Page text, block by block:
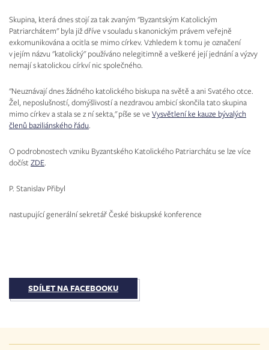
Skupina, která dnes stojí za tak zvaným "Byzantským Katolickým
Patriarchátem" byla již dříve v souladu s kanonickým právem veřejně
exkomunikována a ocitla se mimo církev. Vzhledem k tomu je označení
v jejím názvu "katolický" používáno nelegitimně a veškeré její jednání a výzvy
nemají s katolickou církví nic společného.
"Neuznávají dnes žádného katolického biskupa na světě a ani Svatého otce.
Žel, neposlušností, domýšlivostí a nezdravou ambicí skončila tato skupina
mimo církev a stala se z ní sekta," píše se ve Vysvětlení ke kauze bývalých
členů baziliánského řádu.
O podrobnostech vzniku Byzantského Katolického Patriarchátu se lze více
dočíst ZDE.
P. Stanislav Přibyl
nastupující generální sekretář České biskupské konference
SDÍLET NA FACEBOOKU